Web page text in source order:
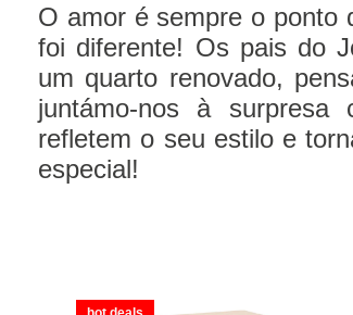
O amor é sempre o ponto
foi diferente! Os pais do
um quarto renovado,
juntámo-nos à surpresa
refletem o seu estilo e
especial!